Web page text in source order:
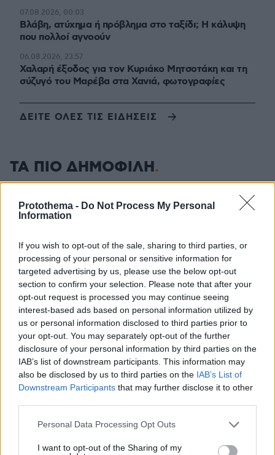
Protothema - Do Not Process My Personal
Information
If you wish to opt-out of the sale, sharing to third parties, or
processing of your personal or sensitive information for
targeted advertising by us, please use the below opt-out
section to confirm your selection. Please note that after your
opt-out request is processed you may continue seeing
interest-based ads based on personal information utilized by
us or personal information disclosed to third parties prior to
your opt-out. You may separately opt-out of the further
disclosure of your personal information by third parties on the
IAB’s list of downstream participants. This information may
also be disclosed by us to third parties on the IAB’s List of
Downstream Participants that may further disclose it to other
Please note that this website/app uses one or more Google
not limited to your visit or usage behaviour. You may click to
Personal Data Processing Opt Outs
I want to opt-out of the Sharing of my
Βλάβη, ατύχημα ή πρόβλημα στο ταξίδι; Η κάλυψη
που πολλοί αγνοούν
07.08.2026, 00:03
Χαλαρή έξοδος για τον Κυριάκο Μητσοτάκη και τη
σύζυγό του Μαρέβα στα Χανιά, φωτογραφίες
06.08.2026, 23:57
ΔΕΙΤΕ ΟΛΕΣ ΤΙΣ ΕΙΔΗΣΕΙΣ
ΤΑ ΠΙΟ ΔΗΜΟΦΙΛΗ
06.08.2026, 23:17